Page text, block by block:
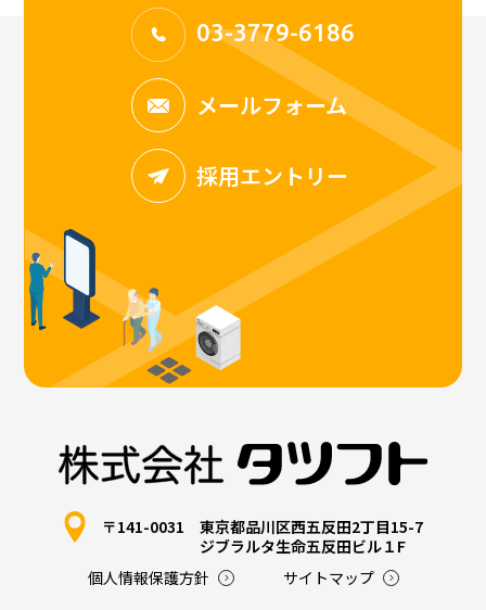
03-3779-6186
メールフォーム
採用エントリー
〒141-0031 東京都品川区西五反田2丁目15-7
ジブラルタ生命五反田ビル１F
個人情報保護方針
サイトマップ